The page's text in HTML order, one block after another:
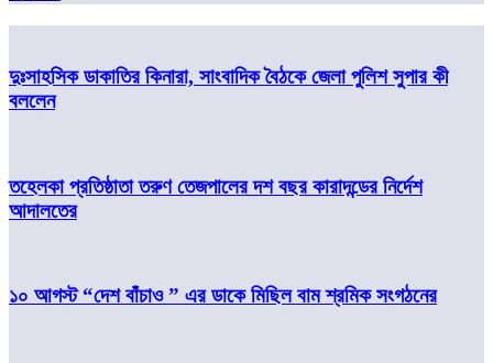
দুঃসাহসিক ডাকাতির কিনারা, সাংবাদিক বৈঠকে জেলা পুলিশ সুপার কী
বললেন
তহেলকা প্রতিষ্ঠাতা তরুণ তেজপালের দশ বছর কারাদন্ডের নির্দেশ
আদালতের
১০ আগস্ট “দেশ বাঁচাও ” এর ডাকে মিছিল বাম শ্রমিক সংগঠনের